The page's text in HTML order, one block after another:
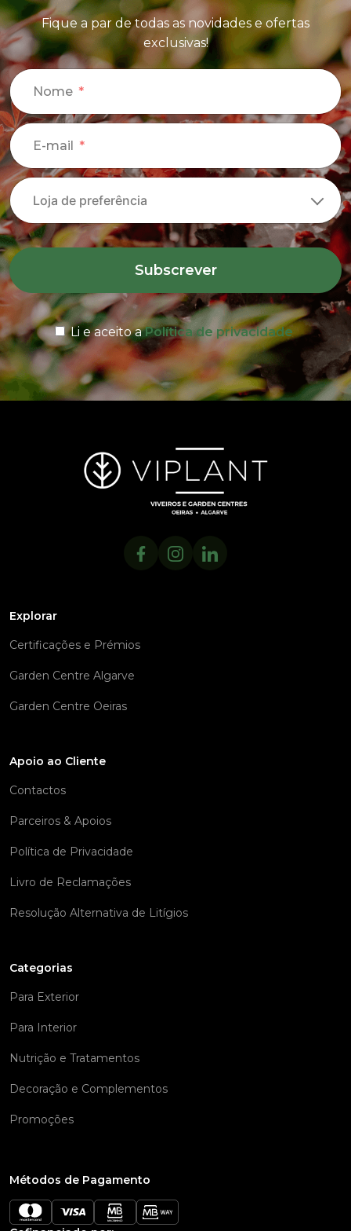
Fique a par de todas as novidades e ofertas
exclusivas!
Nome
E-mail
Subscrever
Li e aceito aPolítica de privacidade
Explorar
Certificações e Prémios
Garden Centre Algarve
Garden Centre Oeiras
Apoio ao Cliente
Contactos
Parceiros & Apoios
Política de Privacidade
Livro de Reclamações
Resolução Alternativa de Litígios
Categorias
Para Exterior
Para Interior
Nutrição e Tratamentos
Decoração e Complementos
Promoções
Métodos de Pagamento